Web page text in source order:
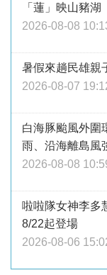
「蓮」映山豬
2026-08-08
暑假來趟民雄
2026-08-07
白海豚颱風外
雨、沿海離島風
2026-08-08
啦啦隊女神李
8/22起登場
2026-08-06